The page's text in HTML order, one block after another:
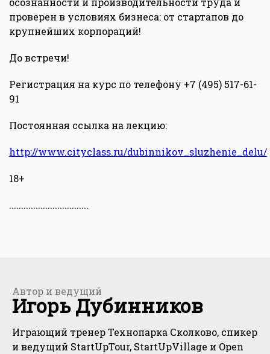
проверен в условиях бизнеса: от стартапов до
крупнейших корпораций!
До встречи!
Регистрация на курс по телефону +7 (495) 517-61-
91
Постоянная ссылка на лекцию:
http://www.cityclass.ru/dubinnikov_sluzhenie_delu/
18+
.................................
Автор и ведущий
Игорь Дубинников
Играющий тренер Технопарка Сколково, спикер
и ведущий StartUpTour, StartUpVillage и Open